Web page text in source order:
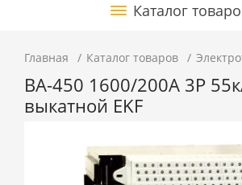
Каталог
Главная Каталог товаров
ВА-450 1600/200А 3P
выкатной EKF